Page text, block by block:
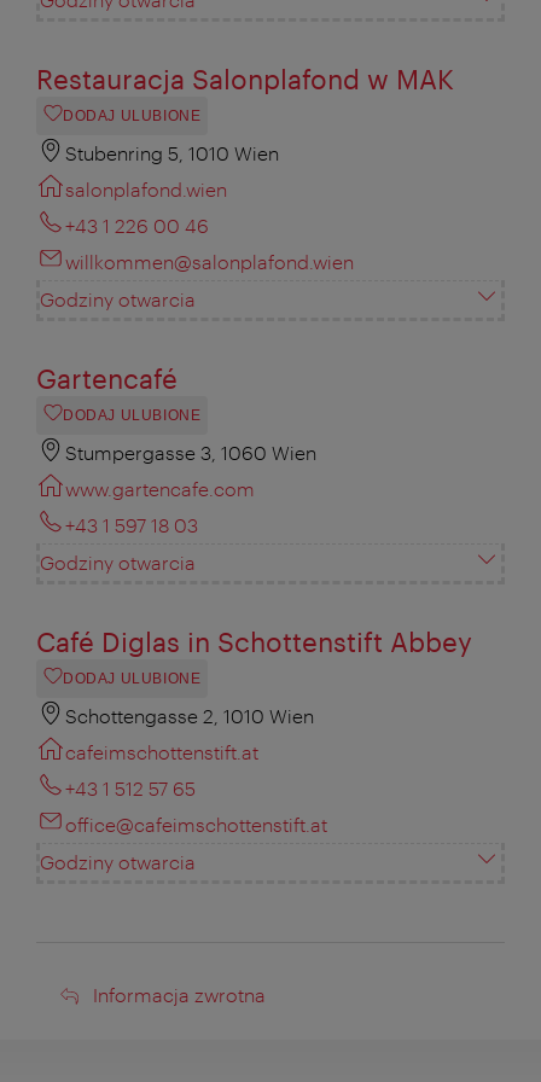
Restauracja Salonplafond w MAK
DODAJ ULUBIONE
Stubenring 5, 1010 Wien
salonplafond.wien
+43 1 226 00 46
willkommen@salonplafond.wien
Godziny otwarcia
Gartencafé
DODAJ ULUBIONE
Stumpergasse 3, 1060 Wien
www.gartencafe.com
+43 1 597 18 03
Godziny otwarcia
Café Diglas in Schottenstift Abbey
DODAJ ULUBIONE
Schottengasse 2, 1010 Wien
cafeimschottenstift.at
+43 1 512 57 65
office@cafeimschottenstift.at
Godziny otwarcia
Informacja
Informacja zwrotna